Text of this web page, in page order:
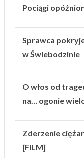
Pociągi
Sprawca
w Świebodzinie
O włos od
na… ogonie
Zderzenie
[FILM]